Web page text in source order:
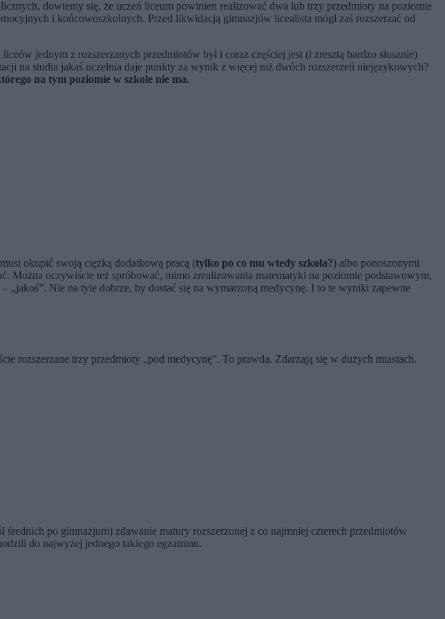
dowiemy się, że uczeń liceum powinien realizować dwa lub trzy przedmioty na poziomie
i końcowoszkolnych. Przed likwidacją gimnazjów licealista mógł zaś rozszerzać od
jednym z rozszerzanych przedmiotów był i coraz częściej jest (i zresztą bardzo słusznie)
na studia jakaś uczelnia daje punkty za wynik z więcej niż dwóch rozszerzeń niejęzykowych?
na tym poziomie w szkole nie ma.
okupić swoją ciężką dodatkową pracą (tylko po co mu wtedy szkoła?) albo ponoszonymi
Można oczywiście też spróbować, mimo zrealizowania matematyki na poziomie podstawowym,
„jakoś”. Nie na tyle dobrze, by dostać się na wymarzoną medycynę. I to te wyniki zapewne
rozszerzane trzy przedmioty „pod medycynę”. To prawda. Zdarzają się w dużych miastach.
po gimnazjum) zdawanie matury rozszerzonej z co najmniej czterech przedmiotów
do najwyżej jednego takiego egzaminu.